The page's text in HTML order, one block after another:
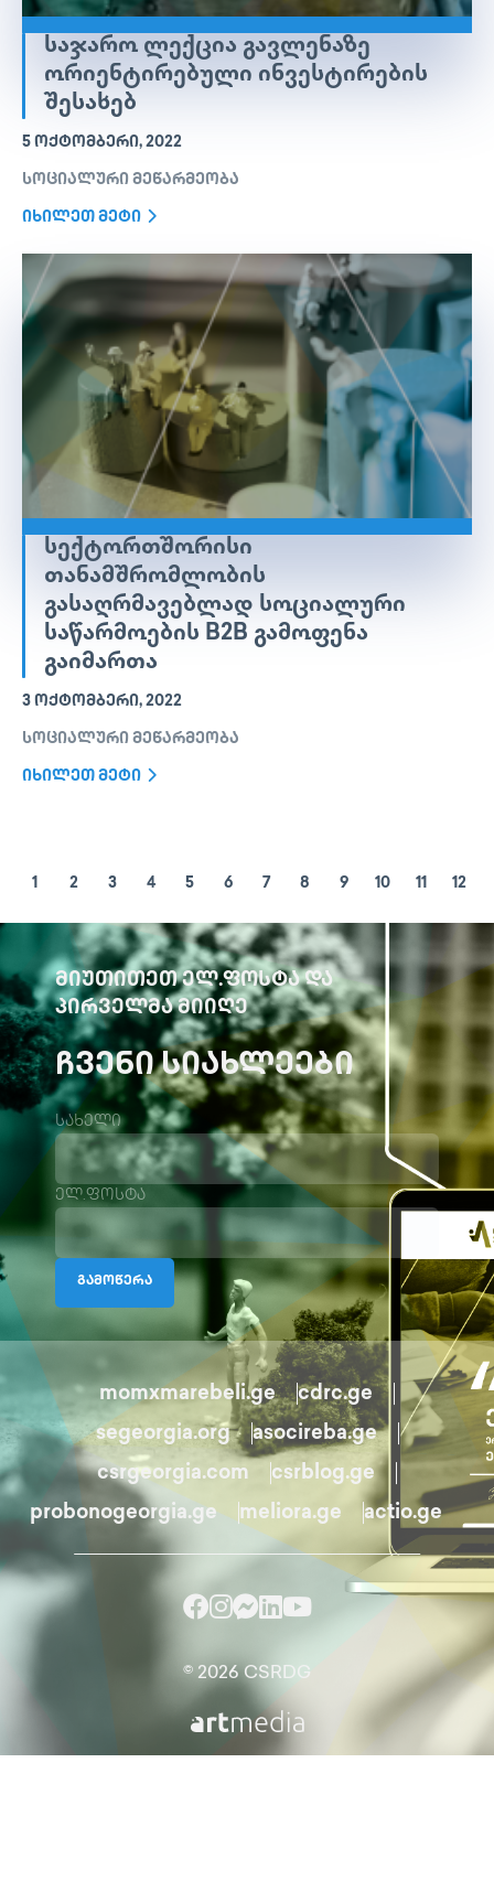
ᲡᲐᲯᲐᲠᲝ ᲚᲔᲥᲪᲘᲐ ᲒᲐᲕᲚᲔᲜᲐᲖᲔ
ᲝᲠᲘᲔᲜᲢᲘᲠᲔᲑᲣᲚᲘ ᲘᲜᲕᲔᲡᲢᲘᲠᲔᲑᲘᲡ
ᲨᲔᲡᲐᲮᲔᲑ
5 ᲝᲥᲢᲝᲛᲑᲔᲠᲘ, 2022
სოციალური მეწარმეობა
იხილეთ მეტი
ᲡᲔᲥᲢᲝᲠᲗᲨᲝᲠᲘᲡᲘ
ᲗᲐᲜᲐᲛᲨᲠᲝᲛᲚᲝᲑᲘᲡ
ᲒᲐᲡᲐᲦᲠᲛᲐᲕᲔᲑᲚᲐᲓ ᲡᲝᲪᲘᲐᲚᲣᲠᲘ
ᲡᲐᲬᲐᲠᲛᲝᲔᲑᲘᲡ B2B ᲒᲐᲛᲝᲤᲔᲜᲐ
ᲒᲐᲘᲛᲐᲠᲗᲐ
3 ᲝᲥᲢᲝᲛᲑᲔᲠᲘ, 2022
სოციალური მეწარმეობა
იხილეთ მეტი
1 2 3 4 5 6 7 8 9 10 11 12
ᲛᲘᲣᲗᲘᲗᲔᲗ ᲔᲚ.ᲤᲝᲡᲢᲐ ᲓᲐ
ᲞᲘᲠᲕᲔᲚᲛᲐ ᲛᲘᲘᲦᲔ
ᲩᲕᲔᲜᲘ ᲡᲘᲐᲮᲚᲔᲔᲑᲘ
სახელი
ელ.ფოსტა
გამოწერა
momxmarebeli.ge
cdrc.ge
segeorgia.org
asocireba.ge
csrgeorgia.com
csrblog.ge
probonogeorgia.ge
meliora.ge actio.ge
© 2026 CSRDG